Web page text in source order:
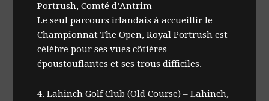
Portrush, Comté d’Antrim
Le seul parcours irlandais à accueillir le
Championnat The Open, Royal Portrush est
célèbre pour ses vues côtières
époustouflantes et ses trous difficiles.
4. Lahinch Golf Club (Old Course) – Lahinch,